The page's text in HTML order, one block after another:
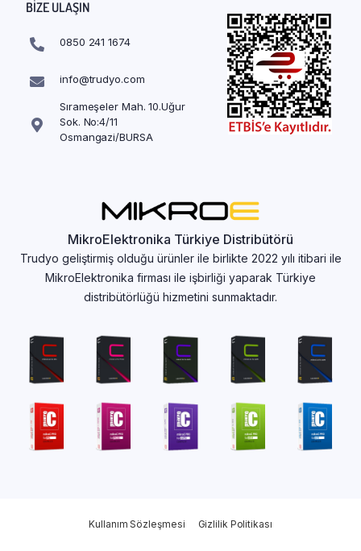
BIZE ULAŞIN
0850 241 1674
info@trudyo.com
Sırameşeler Mah. 10.Uğur
Sok. No:4/11
Osmangazi/BURSA
MikroElektronika Türkiye Distribütörü
Trudyo geliştirmiş olduğu ürünler ile birlikte 2022 yılı itibari ile
MikroElektronika firması ile işbirliği yaparak Türkiye
distribütörlüğü hizmetini sunmaktadır.
Kullanım Sözleşmesi Gizlilik Politikası